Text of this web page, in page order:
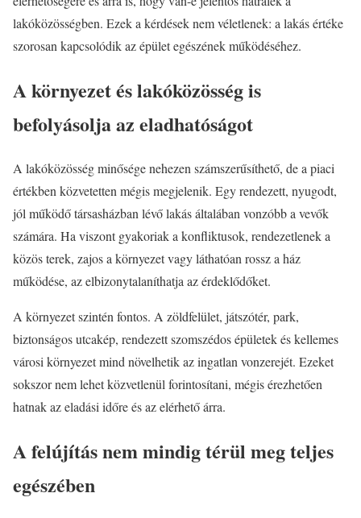
lakóközösségben. Ezek a kérdések nem véletlenek: a lakás értéke
szorosan kapcsolódik az épület egészének működéséhez.
A környezet és lakóközösség is
befolyásolja az eladhatóságot
A lakóközösség minősége nehezen számszerűsíthető, de a piaci
értékben közvetetten mégis megjelenik. Egy rendezett, nyugodt,
jól működő társasházban lévő lakás általában vonzóbb a vevők
számára. Ha viszont gyakoriak a konfliktusok, rendezetlenek a
közös terek, zajos a környezet vagy láthatóan rossz a ház
működése, az elbizonytalaníthatja az érdeklődőket.
A környezet szintén fontos. A zöldfelület, játszótér, park,
biztonságos utcakép, rendezett szomszédos épületek és kellemes
városi környezet mind növelhetik az ingatlan vonzerejét. Ezeket
sokszor nem lehet közvetlenül forintosítani, mégis érezhetően
hatnak az eladási időre és az elérhető árra.
A felújítás nem mindig térül meg teljes
egészében